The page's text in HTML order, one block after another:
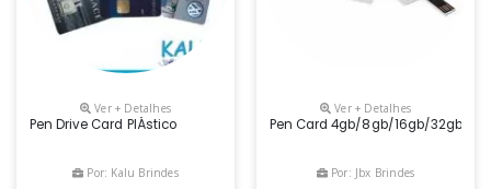
Ver + Detalhes
Pen Drive Card PlÁstico
Por: Kalu Brindes
Ver + Detalhes
Pen Card 4gb/8gb/16gb/32gb
Por: Jbx Brindes